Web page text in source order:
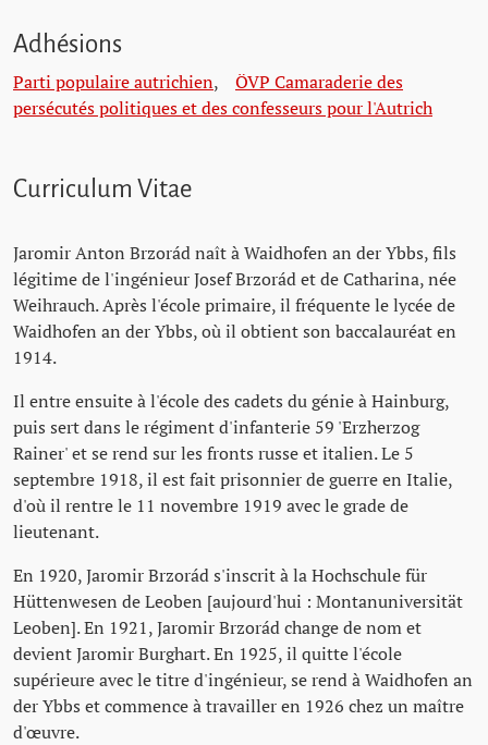
Adhésions
Parti populaire autrichien, ÖVP Camaraderie des
persécutés politiques et des confesseurs pour l'Autrich
Curriculum Vitae
Jaromir Anton Brzorád naît à Waidhofen an der Ybbs, fils
légitime de l'ingénieur Josef Brzorád et de Catharina, née
Weihrauch. Après l'école primaire, il fréquente le lycée de
Waidhofen an der Ybbs, où il obtient son baccalauréat en
1914.
Il entre ensuite à l'école des cadets du génie à Hainburg,
puis sert dans le régiment d'infanterie 59 'Erzherzog
Rainer' et se rend sur les fronts russe et italien. Le 5
septembre 1918, il est fait prisonnier de guerre en Italie,
d'où il rentre le 11 novembre 1919 avec le grade de
lieutenant.
En 1920, Jaromir Brzorád s'inscrit à la Hochschule für
Hüttenwesen de Leoben [aujourd'hui : Montanuniversität
Leoben]. En 1921, Jaromir Brzorád change de nom et
devient Jaromir Burghart. En 1925, il quitte l'école
supérieure avec le titre d'ingénieur, se rend à Waidhofen an
der Ybbs et commence à travailler en 1926 chez un maître
d'œuvre.